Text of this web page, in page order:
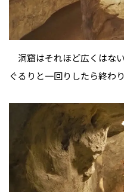
洞窟はそれほど広くはな
ぐるりと一回りしたら終わ